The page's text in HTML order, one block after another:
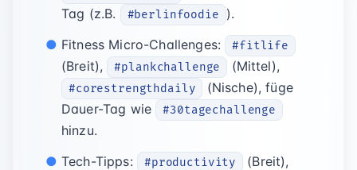
Tag (z.B.
#berlinfoodie
).
Fitness Micro-Challenges:
#fitlife
(Breit), #plankchallenge (Mittel),
#corestrengthdaily
(Nische), füge
Dauer-Tag wie
#30tagechallenge
hinzu.
Tech-Tipps:
#productivity (Breit),